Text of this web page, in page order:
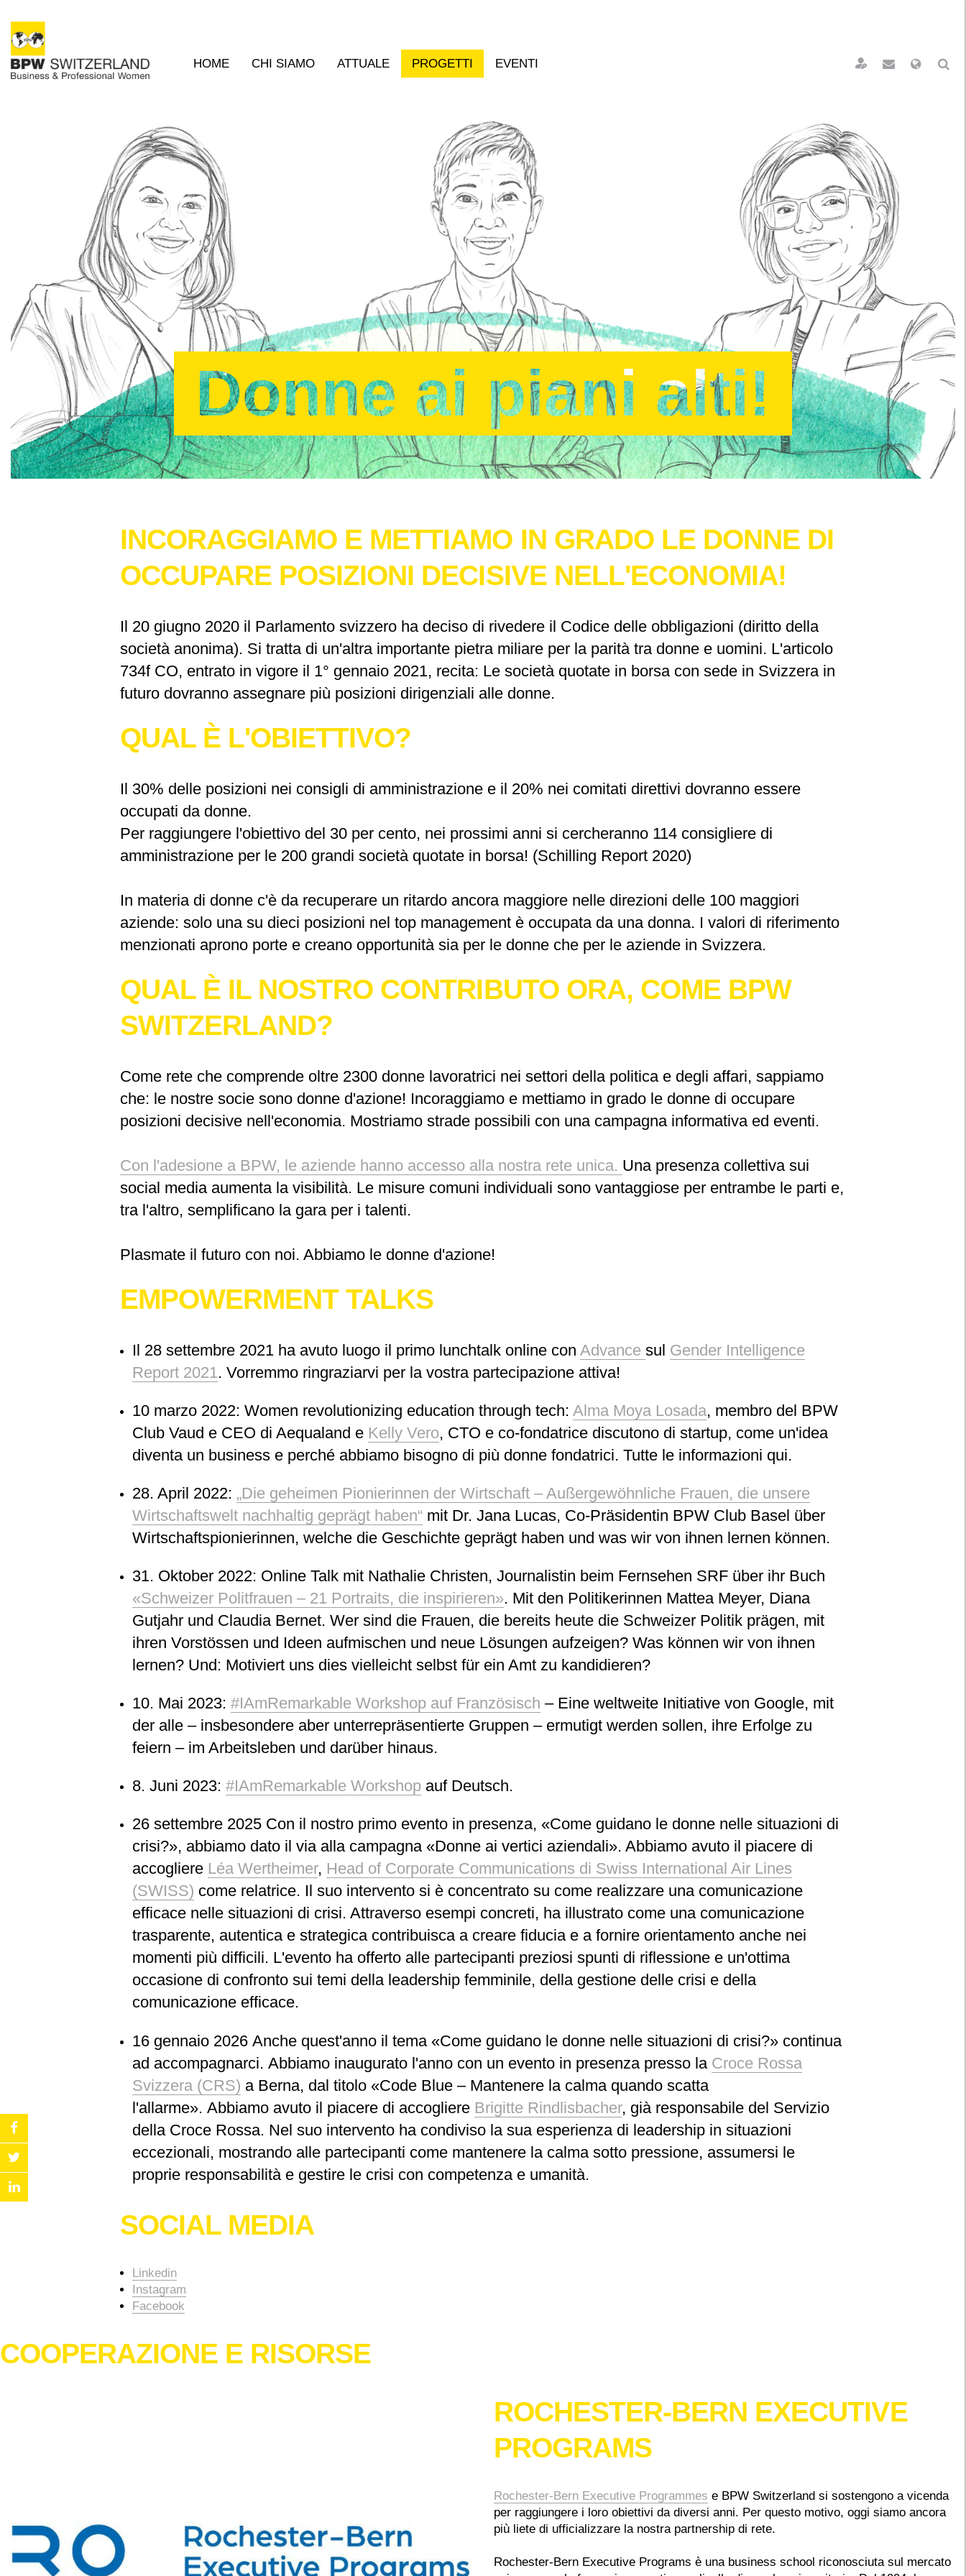
HOME CHI SIAMO ATTUALE PROGETTI EVENTI
Donne ai piani alti!
INCORAGGIAMO E METTIAMO IN GRADO LE DONNE DI
OCCUPARE POSIZIONI DECISIVE NELL'ECONOMIA!
Il 20 giugno 2020 il Parlamento svizzero ha deciso di rivedere il Codice delle obbligazioni (diritto della
società anonima). Si tratta di un'altra importante pietra miliare per la parità tra donne e uomini. L'articolo
734f CO, entrato in vigore il 1° gennaio 2021, recita: Le società quotate in borsa con sede in Svizzera in
futuro dovranno assegnare più posizioni dirigenziali alle donne.
QUAL È L'OBIETTIVO?
Il 30% delle posizioni nei consigli di amministrazione e il 20% nei comitati direttivi dovranno essere
occupati da donne.
Per raggiungere l'obiettivo del 30 per cento, nei prossimi anni si cercheranno 114 consigliere di
amministrazione per le 200 grandi società quotate in borsa! (Schilling Report 2020)
In materia di donne c'è da recuperare un ritardo ancora maggiore nelle direzioni delle 100 maggiori
aziende: solo una su dieci posizioni nel top management è occupata da una donna. I valori di riferimento
menzionati aprono porte e creano opportunità sia per le donne che per le aziende in Svizzera.
QUAL È IL NOSTRO CONTRIBUTO ORA, COME BPW
SWITZERLAND?
Come rete che comprende oltre 2300 donne lavoratrici nei settori della politica e degli affari, sappiamo
che: le nostre socie sono donne d'azione! Incoraggiamo e mettiamo in grado le donne di occupare
posizioni decisive nell'economia. Mostriamo strade possibili con una campagna informativa ed eventi.
Con l'adesione a BPW, le aziende hanno accesso alla nostra rete unica. Una presenza collettiva sui
social media aumenta la visibilità. Le misure comuni individuali sono vantaggiose per entrambe le parti e,
tra l'altro, semplificano la gara per i talenti.
Plasmate il futuro con noi. Abbiamo le donne d'azione!
EMPOWERMENT TALKS
Il 28 settembre 2021 ha avuto luogo il primo lunchtalk online con Advance sul Gender Intelligence
Report 2021. Vorremmo ringraziarvi per la vostra partecipazione attiva!
10 marzo 2022: Women revolutionizing education through tech: Alma Moya Losada, membro del BPW
Club Vaud e CEO di Aequaland e Kelly Vero, CTO e co-fondatrice discutono di startup, come un'idea
diventa un business e perché abbiamo bisogno di più donne fondatrici. Tutte le informazioni qui.
28. April 2022: „Die geheimen Pionierinnen der Wirtschaft – Außergewöhnliche Frauen, die unsere
Wirtschaftswelt nachhaltig geprägt haben“ mit Dr. Jana Lucas, Co-Präsidentin BPW Club Basel über
Wirtschaftspionierinnen, welche die Geschichte geprägt haben und was wir von ihnen lernen können.
31. Oktober 2022: Online Talk mit Nathalie Christen, Journalistin beim Fernsehen SRF über ihr Buch
«Schweizer Politfrauen – 21 Portraits, die inspirieren». Mit den Politikerinnen Mattea Meyer, Diana
Gutjahr und Claudia Bernet. Wer sind die Frauen, die bereits heute die Schweizer Politik prägen, mit
ihren Vorstössen und Ideen aufmischen und neue Lösungen aufzeigen? Was können wir von ihnen
lernen? Und: Motiviert uns dies vielleicht selbst für ein Amt zu kandidieren?
10. Mai 2023: #IAmRemarkable Workshop auf Französisch – Eine weltweite Initiative von Google, mit
der alle – insbesondere aber unterrepräsentierte Gruppen – ermutigt werden sollen, ihre Erfolge zu
feiern – im Arbeitsleben und darüber hinaus.
8. Juni 2023: #IAmRemarkable Workshop auf Deutsch.
26 settembre 2025 Con il nostro primo evento in presenza, «Come guidano le donne nelle situazioni di
crisi?», abbiamo dato il via alla campagna «Donne ai vertici aziendali». Abbiamo avuto il piacere di
accogliere Léa Wertheimer, Head of Corporate Communications di Swiss International Air Lines
(SWISS) come relatrice. Il suo intervento si è concentrato su come realizzare una comunicazione
efficace nelle situazioni di crisi. Attraverso esempi concreti, ha illustrato come una comunicazione
trasparente, autentica e strategica contribuisca a creare fiducia e a fornire orientamento anche nei
momenti più difficili. L'evento ha offerto alle partecipanti preziosi spunti di riflessione e un'ottima
occasione di confronto sui temi della leadership femminile, della gestione delle crisi e della
comunicazione efficace.
16 gennaio 2026 Anche quest'anno il tema «Come guidano le donne nelle situazioni di crisi?» continua
ad accompagnarci. Abbiamo inaugurato l'anno con un evento in presenza presso la Croce Rossa
Svizzera (CRS) a Berna, dal titolo «Code Blue – Mantenere la calma quando scatta
l'allarme». Abbiamo avuto il piacere di accogliere Brigitte Rindlisbacher, già responsabile del Servizio
della Croce Rossa. Nel suo intervento ha condiviso la sua esperienza di leadership in situazioni
eccezionali, mostrando alle partecipanti come mantenere la calma sotto pressione, assumersi le
proprie responsabilità e gestire le crisi con competenza e umanità.
SOCIAL MEDIA
Linkedin
Instagram
Facebook
COOPERAZIONE E RISORSE
ROCHESTER-BERN EXECUTIVE
PROGRAMS
Rochester-Bern Executive Programmes e BPW Switzerland si sostengono a vicenda
per raggiungere i loro obiettivi da diversi anni. Per questo motivo, oggi siamo ancora
più liete di ufficializzare la nostra partnership di rete.
Rochester-Bern Executive Programs è una business school riconosciuta sul mercato